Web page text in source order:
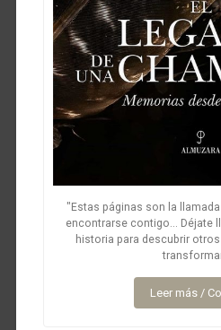
"Estas páginas son la
encontrarse contigo... Déjate
historia para descubrir
Leer más /